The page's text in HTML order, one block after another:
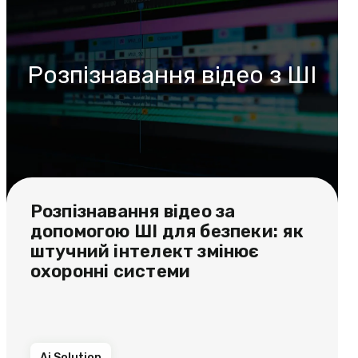
Розпізнавання відео з ШІ
Розпізнавання відео за
допомогою ШІ для безпеки: як
штучний інтелект змінює
охоронні системи